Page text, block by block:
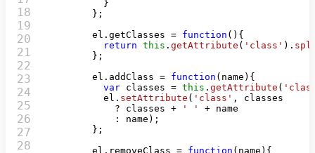
18
19
20
21
22
23
24
25
26
27
28
          }
        };
        el.
getClasses = function ( ){
return this . getAttribute ( 'class' ).
        };
        el.
addClass = function ( name ){
var classes = this . getAttribute (
          el.
setAttribute ( 'class' , classes
            ? classes +
' '
+ name
            : name);
        };
        el.
removeClass = function ( name ){